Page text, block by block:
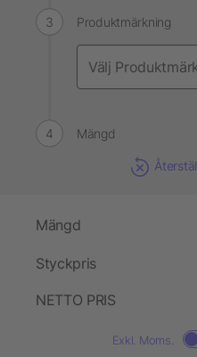
Produktmärkning
Mängd
Mängd
Styckpris
NETTO PRIS
Exkl. Moms.